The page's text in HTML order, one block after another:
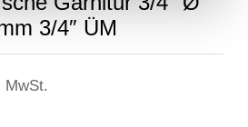
3/4″ ÜM
MwSt.